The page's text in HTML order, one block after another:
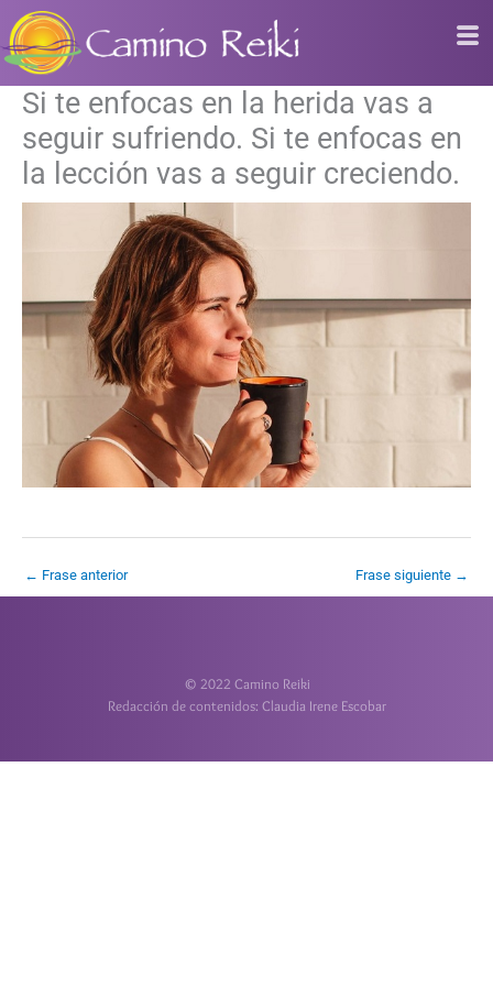
al
contenido
Si te enfocas en la herida vas a
seguir sufriendo. Si te enfocas en
la lección vas a seguir creciendo.
← Frase anterior Frase siguiente →
© 2022 Camino Reiki
Redacción de contenidos: Claudia Irene Escobar